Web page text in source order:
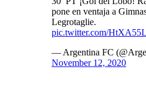
pone en ventaja a
Legrotaglie.
pic.twitter.com/
— Argentina FC
November 12, 2020